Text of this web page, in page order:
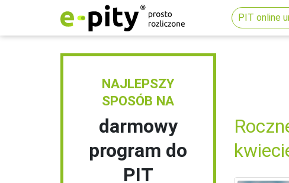
PIT online
NAJLEPSZY
SPOSÓB NA
darmowy
program do
PIT